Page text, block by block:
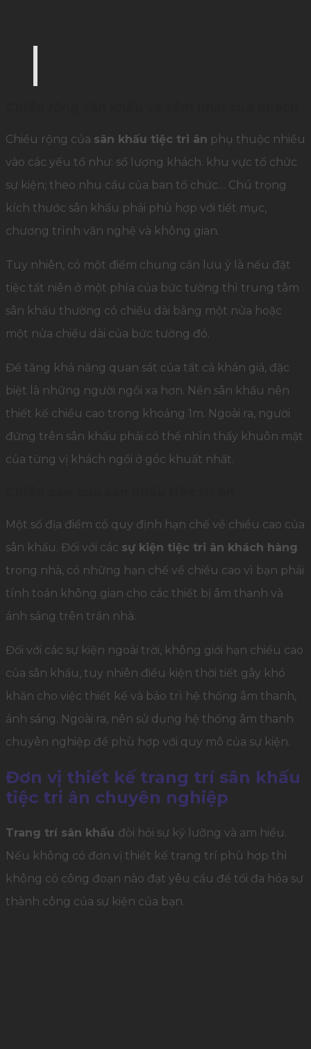
Chiều rộng của sân khấu tiệc tri ân phụ thuộc nhiều
vào các yếu tố như: số lượng khách. khu vực tổ chức
sự kiện; theo nhu cầu của ban tổ chức… Chú trọng
kích thước sân khấu phải phù hợp với tiết mục,
chương trình văn nghệ và không gian.
Tuy nhiên, có một điểm chung cần lưu ý là nếu đặt
tiệc tất niên ở một phía của bức tường thì trung tâm
sân khấu thường có chiều dài bằng một nửa hoặc
một nửa chiều dài của bức tường đó.
Để tăng khả năng quan sát của tất cả khán giả, đặc
biệt là những người ngồi xa hơn. Nền sân khấu nên
thiết kế chiều cao trong khoảng 1m. Ngoài ra, người
đứng trên sân khấu phải có thể nhìn thấy khuôn mặt
của từng vị khách ngồi ở góc khuất nhất.
Một số địa điểm có quy định hạn chế về chiều cao của
sân khấu. Đối với các sự kiện tiệc tri ân khách hàng
trong nhà, có những hạn chế về chiều cao vì bạn phải
tính toán không gian cho các thiết bị âm thanh và
ánh sáng trên trần nhà.
Đối với các sự kiện ngoài trời, không giới hạn chiều cao
của sân khấu, tuy nhiên điều kiện thời tiết gây khó
khăn cho việc thiết kế và bảo trì hệ thống âm thanh,
ánh sáng. Ngoài ra, nên sử dụng hệ thống âm thanh
chuyên nghiệp để phù hợp với quy mô của sự kiện.
Đơn vị thiết kế trang trí sân khấu
tiệc tri ân chuyên nghiệp
Trang trí sân khấu đòi hỏi sự kỹ lưỡng và am hiểu.
Nếu không có đơn vị thiết kế trang trí phù hợp thì
không có công đoạn nào đạt yêu cầu để tối đa hóa sự
thành công của sự kiện của bạn.